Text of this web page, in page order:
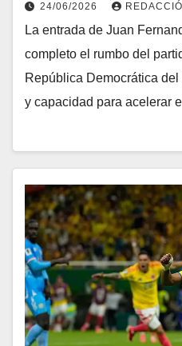
24/06/2026
La entrada de Juan
completo el rumbo del
República Democrática
y capacidad para acelerar